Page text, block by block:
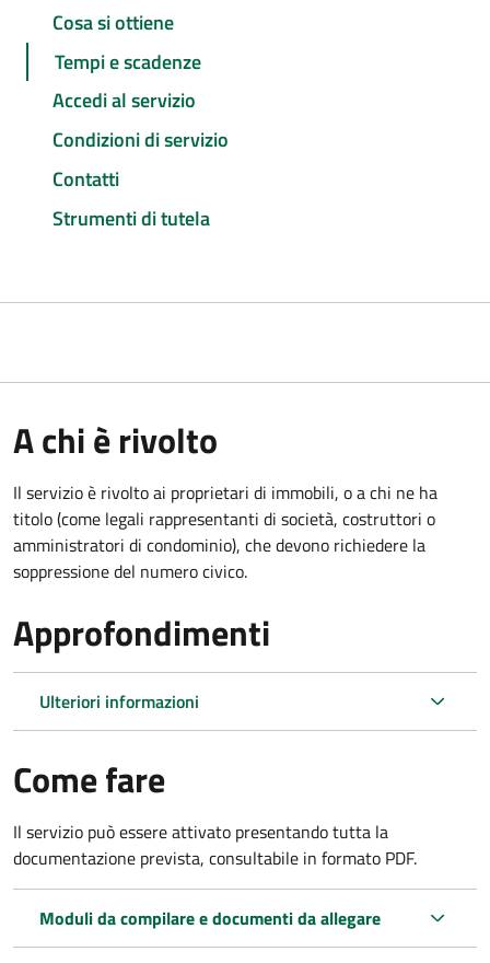
Cosa si ottiene
Tempi e scadenze
Accedi al servizio
Condizioni di servizio
Contatti
Strumenti di tutela
A chi è rivolto
Il servizio è rivolto ai proprietari di immobili, o a chi ne ha
titolo (come legali rappresentanti di società, costruttori o
amministratori di condominio), che devono richiedere la
soppressione del numero civico.
Approfondimenti
Ulteriori informazioni
Come fare
Il servizio può essere attivato presentando tutta la
documentazione prevista, consultabile in formato PDF.
Moduli da compilare e documenti da allegare